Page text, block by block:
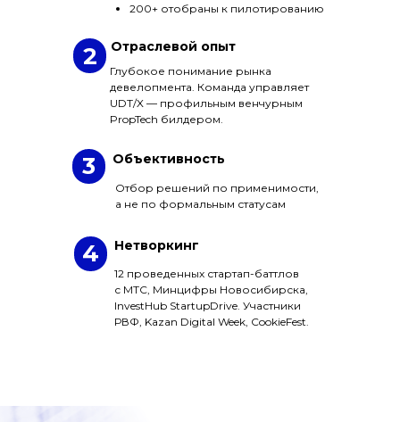
200+ отобраны к пилотированию
4 Нетворкинг
12 проведенных стартап-баттлов
с МТС, Минцифры Новосибирска,
InvestHub StartupDrive. Участники
РВФ, Kazan Digital Week, CookieFest.
3 Объективность
Отбор решений по применимости,
а не по формальным статусам
2 Отраслевой опыт
Глубокое понимание рынка
девелопмента. Команда управляет
UDT/X — профильным венчурным
PropTech билдером.